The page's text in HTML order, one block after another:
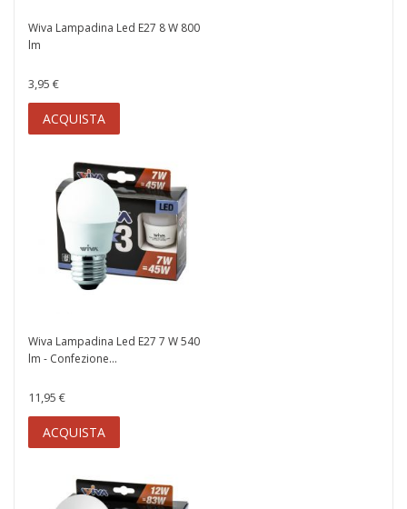
Wiva Lampadina Led E27 8 W 800
lm
3,95 €
ACQUISTA
Wiva Lampadina Led E27 7 W 540
lm - Confezione...
11,95 €
ACQUISTA